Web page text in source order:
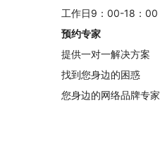
工作日9：00-18：00
预约专家
提供一对一解决方案
找到您身边的困惑
您身边的网络品牌专家